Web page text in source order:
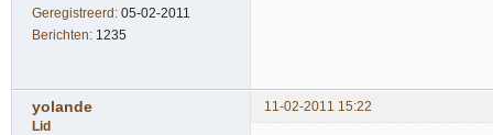
Geregistreerd: 05-02-2011
Berichten: 1235
yolande
11-02-2011 15:22
Lid